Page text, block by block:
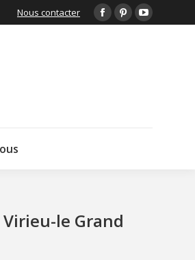
Nous contacter
Facebook
PinterestYouTube
le Grand